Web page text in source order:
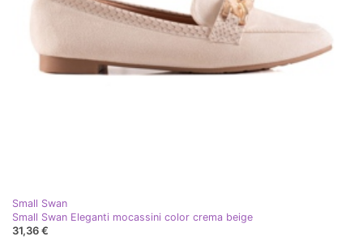
Small Swan
Small Swan Eleganti mocassini color crema beige
31,36 €